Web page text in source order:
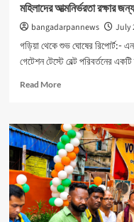
মহিলাদের আত্মনির্ভরতা রক্ষার
bangadarpannews July
গড়িয়া থেকে শুভ ঘোষের রিপোর্ট:-
গেটেশন টেস্টে বেল্ট পরিবর্তনের
Read MoreRead
মহিলাদের
আত্মনির্ভরতা
রক্ষার
জন্য
বিশেষ
ক্যাম্পের
ব্যবস্থা।